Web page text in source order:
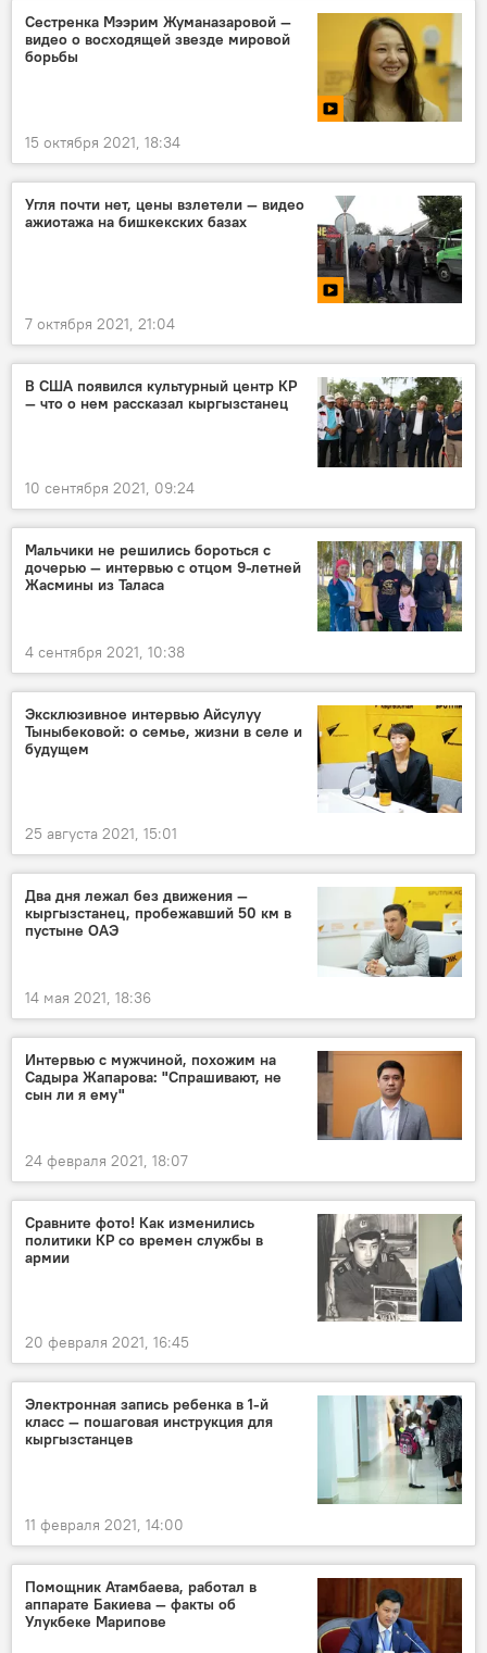
Сестренка Мээрим Жуманазаровой —
видео о восходящей звезде мировой
борьбы
15 октября 2021, 18:34
Угля почти нет, цены взлетели — видео
ажиотажа на бишкекских базах
7 октября 2021, 21:04
В США появился культурный центр КР
— что о нем рассказал кыргызстанец
10 сентября 2021, 09:24
Мальчики не решились бороться с
дочерью — интервью с отцом 9-летней
Жасмины из Таласа
4 сентября 2021, 10:38
Эксклюзивное интервью Айсулуу
Тыныбековой: о семье, жизни в селе и
будущем
25 августа 2021, 15:01
Два дня лежал без движения —
кыргызстанец, пробежавший 50 км в
пустыне ОАЭ
14 мая 2021, 18:36
Интервью с мужчиной, похожим на
Садыра Жапарова: "Спрашивают, не
сын ли я ему"
24 февраля 2021, 18:07
Сравните фото! Как изменились
политики КР со времен службы в
армии
20 февраля 2021, 16:45
Электронная запись ребенка в 1-й
класс — пошаговая инструкция для
кыргызстанцев
11 февраля 2021, 14:00
Помощник Атамбаева, работал в
аппарате Бакиева — факты об
Улукбеке Марипове